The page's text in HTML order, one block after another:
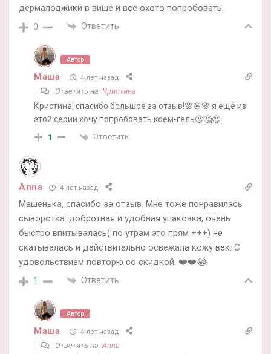
дермалоджики в више и все охото попробовать.
0 Ответить
Автор
Маша 4 лет назад
Ответить на Кристина
Кристина, спасибо большое за отзыв!🌸🌸🌸 я ещё из
этой серии хочу попробовать коем-гель🤔🤔🤔
1 Ответить
Anna 4 лет назад
Машенька, спасибо за отзыв. Мне тоже понравилась
сыворотка: добротная и удобная упаковка, очень
быстро впитывалась( по утрам это прям +++) не
скатывалась и действительно освежала кожу век. С
удовольствием повторю со скидкой. ❤️❤️😂
1 Ответить
Автор
Маша 4 лет назад
Ответить наAnna